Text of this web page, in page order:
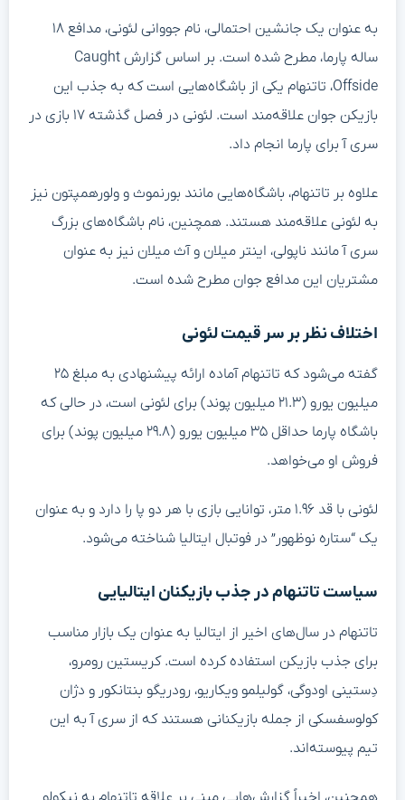
به عنوان یک جانشین احتمالی، نام جووانی لئونی، مدافع ۱۸
ساله پارما، مطرح شده است. بر اساس گزارش Caught
Offside، تاتنهام یکی از باشگاه‌هایی است که به جذب این
بازیکن جوان علاقه‌مند است. لئونی در فصل گذشته ۱۷ بازی در
سری آ برای پارما انجام داد.
علاوه بر تاتنهام، باشگاه‌هایی مانند بورنموث و ولورهمپتون نیز
به لئونی علاقه‌مند هستند. همچنین، نام باشگاه‌های بزرگ
سری آ مانند ناپولی، اینتر میلان و آث میلان نیز به عنوان
مشتریان این مدافع جوان مطرح شده است.
اختلاف نظر بر سر قیمت لئونی
گفته می‌شود که تاتنهام آماده ارائه پیشنهادی به مبلغ ۲۵
میلیون یورو (۲۱.۳ میلیون پوند) برای لئونی است، در حالی که
باشگاه پارما حداقل ۳۵ میلیون یورو (۲۹.۸ میلیون پوند) برای
فروش او می‌خواهد.
لئونی با قد ۱.۹۶ متر، توانایی بازی با هر دو پا را دارد و به عنوان
یک “ستاره نوظهور” در فوتبال ایتالیا شناخته می‌شود.
سیاست تاتنهام در جذب بازیکنان ایتالیایی
تاتنهام در سال‌های اخیر از ایتالیا به عنوان یک بازار مناسب
برای جذب بازیکن استفاده کرده است. کریستین رومرو،
دِستینی اودوگی، گولیلمو ویکاریو، رودریگو بنتانکور و دژان
کولوسفسکی از جمله بازیکنانی هستند که از سری آ به این
تیم پیوسته‌اند.